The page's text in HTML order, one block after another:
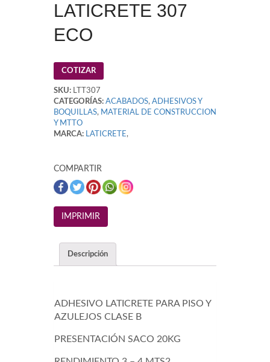
LATICRETE 307
ECO
COTIZAR
SKU: LTT307
CATEGORÍAS: ACABADOS, ADHESIVOS Y
BOQUILLAS, MATERIAL DE CONSTRUCCION
Y MTTO
MARCA: LATICRETE,
COMPARTIR
Descripción
ADHESIVO LATICRETE PARA PISO Y
AZULEJOS CLASE B
PRESENTACIÓN SACO 20KG